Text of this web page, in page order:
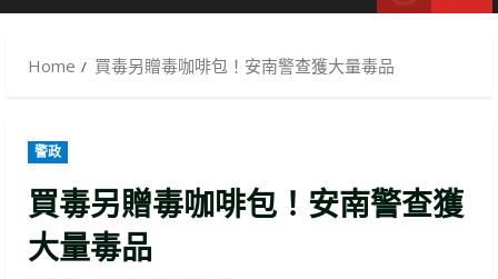
Home 買毒另贈毒咖啡包！安南警查獲大量毒品
警政
買毒另贈毒咖啡包！安南警查獲
大量毒品